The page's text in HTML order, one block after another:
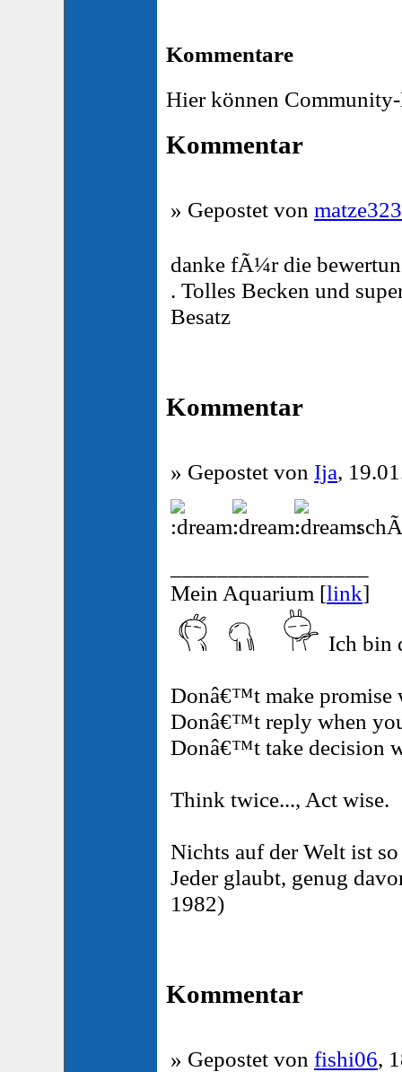
Kommentare
Hier können
Kommentar
» Gepostet von matze323
danke fÃ¼r die
. Tolles Becken und
Besatz
Kommentar
» Gepostet von Ija,
Mein Aquarium [link]
Ich bin
Donâ€™t make
Donâ€™t reply when
Donâ€™t take decision
Think twice..., Act wise.
Nichts auf der Welt ist
Jeder glaubt, genug
1982)
Kommentar
» Gepostet von fishi06,